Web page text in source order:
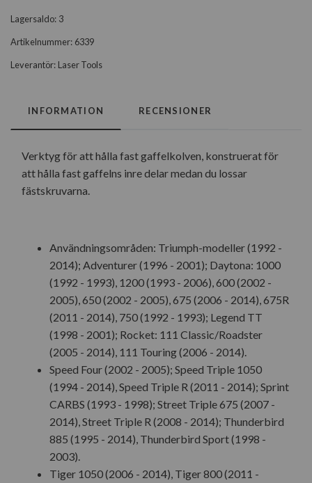
Lagersaldo: 3
Artikelnummer: 6339
Leverantör: Laser Tools
INFORMATION RECENSIONER
Verktyg för att hålla fast gaffelkolven, konstruerat för
att hålla fast gaffelns inre delar medan du lossar
fästskruvarna.
Användningsområden: Triumph-modeller (1992 -
2014); Adventurer (1996 - 2001); Daytona: 1000
(1992 - 1993), 1200 (1993 - 2006), 600 (2002 -
2005), 650 (2002 - 2005), 675 (2006 - 2014), 675R
(2011 - 2014), 750 (1992 - 1993); Legend TT
(1998 - 2001); Rocket: 111 Classic/Roadster
(2005 - 2014), 111 Touring (2006 - 2014).
Speed Four (2002 - 2005); Speed Triple 1050
(1994 - 2014), Speed Triple R (2011 - 2014); Sprint
CARBS (1993 - 1998); Street Triple 675 (2007 -
2014), Street Triple R (2008 - 2014); Thunderbird
885 (1995 - 2014), Thunderbird Sport (1998 -
2003).
Tiger 1050 (2006 - 2014), Tiger 800 (2011 -